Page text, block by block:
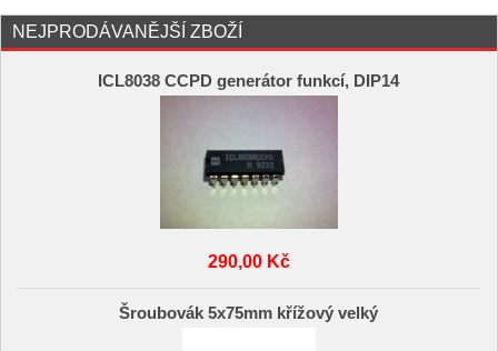
NEJPRODÁVANĚJŠÍ ZBOŽÍ
ICL8038 CCPD generátor funkcí, DIP14
290,00 Kč
Šroubovák 5x75mm křížový velký